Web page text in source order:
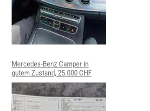
Mercedes-Benz Camper in
gutem Zustand, 25.000 CHF